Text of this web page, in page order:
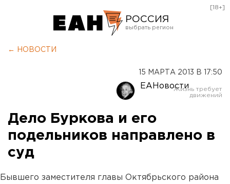
РОССИЯ
Оренбург
[18+]
← НОВОСТИ
15 МАРТА 2013 В 17:50
ЕАНовости
Дело Буркова и его
подельников направлено в
суд
Бывшего заместителя главы Октябрьского района